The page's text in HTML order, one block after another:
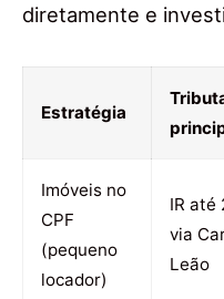
diretamente e
Estratégia
Imóveis no
CPF
(pequeno
locador)
IR até
via
Leão